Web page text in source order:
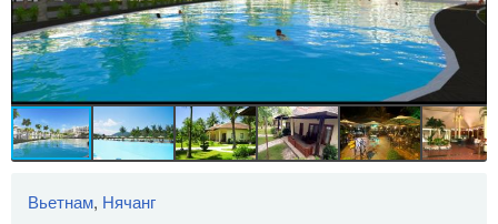
Вьетнам, Нячанг